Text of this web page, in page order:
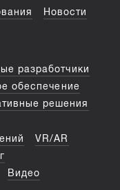
Новости
разработчики
обеспечение
решения
VR/AR
Видео